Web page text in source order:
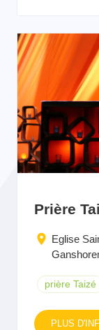
Prière
Eglise
prière Taizé
PLUS